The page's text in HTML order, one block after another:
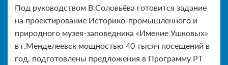
Под руководством В.Соловьёва готовится задание
на проектирование Историко-промышленного и
природного музея-заповедника «Имение Ушковых»
в г.Менделеевск мощностью 40 тысяч посещений в
год, подготовлены предложения в Программу РТ